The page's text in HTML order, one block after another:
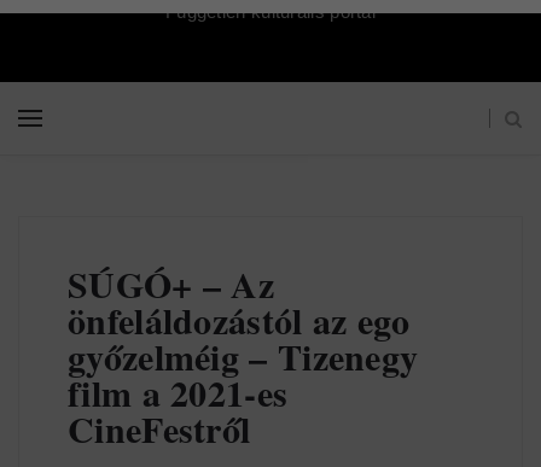
Független kulturális portál
SÚGÓ+ – Az
önfeláldozástól az ego
győzelméig – Tizenegy
film a 2021-es
CineFestről